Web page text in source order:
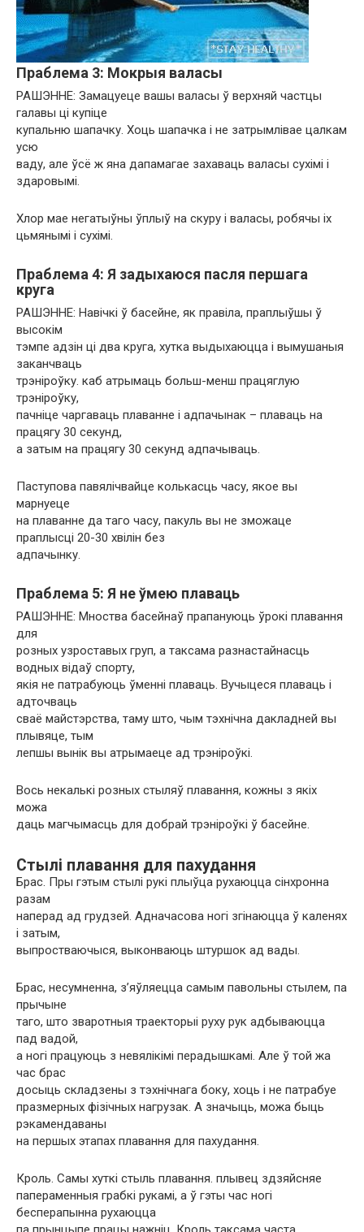
Праблема 3: Мокрыя валасы
РАШЭННЕ: Замацуеце вашы валасы ў верхняй частцы
галавы ці купіце
купальню шапачку. Хоць шапачка і не затрымлівае цалкам
усю
ваду, але ўсё ж яна дапамагае захаваць валасы сухімі і
здаровымі.
Хлор мае негатыўны ўплыў на скуру і валасы, робячы іх
цьмянымі і сухімі.
Праблема 4: Я задыхаюся пасля першага
круга
РАШЭННЕ: Навічкі ў басейне, як правіла, праплыўшы ў
высокім
тэмпе адзін ці два круга, хутка выдыхаюцца і вымушаныя
заканчваць
трэніроўку. каб атрымаць больш-менш працяглую
трэніроўку,
пачніце чаргаваць плаванне і адпачынак – плаваць на
працягу 30 секунд,
а затым на працягу 30 секунд адпачываць.
Паступова павялічвайце колькасць часу, якое вы
марнуеце
на плаванне да таго часу, пакуль вы не зможаце
праплысці 20-30 хвілін без
адпачынку.
Праблема 5: Я не ўмею плаваць
РАШЭННЕ: Мноства басейнаў прапануюць ўрокі плавання
для
розных узроставых груп, а таксама разнастайнасць
водных відаў спорту,
якія не патрабуюць ўменні плаваць. Вучыцеся плаваць і
адточваць
сваё майстэрства, таму што, чым тэхнічна дакладней вы
плывяце, тым
лепшы вынік вы атрымаеце ад трэніроўкі.
Вось некалькі розных стыляў плавання, кожны з якіх
можа
даць магчымасць для добрай трэніроўкі ў басейне.
Стылі плавання для пахудання
Брас. Пры гэтым стылі рукі плыўца рухаюцца сінхронна
разам
наперад ад грудзей. Адначасова ногі згінаюцца ў каленях
і затым,
выпростваючыся, выконваюць штуршок ад вады.
Брас, несумненна, з’яўляецца самым павольны стылем, па
прычыне
таго, што зваротныя траекторыі руху рук адбываюцца
пад вадой,
а ногі працуюць з невялікімі перадышкамі. Але ў той жа
час брас
досыць складзены з тэхнічнага боку, хоць і не патрабуе
празмерных фізічных нагрузак. А значыць, можа быць
рэкамендаваны
на першых этапах плавання для пахудання.
Кроль. Самы хуткі стыль плавання. плывец здзяйсняе
папераменныя грабкі рукамі, а ў гэты час ногі
бесперапынна рухаюцца